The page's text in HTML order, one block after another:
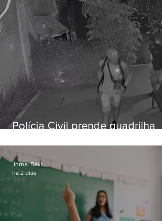
Polícia Civil prende quadrilha
residências de luxo no Rio
Jornal Daki
há 2 dias